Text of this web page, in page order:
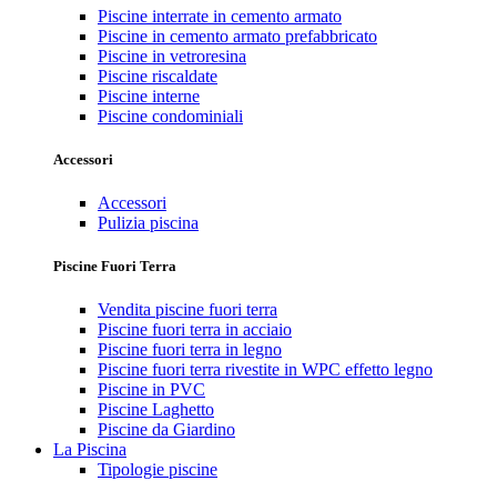
Piscine interrate in cemento armato
Piscine in cemento armato prefabbricato
Piscine in vetroresina
Piscine riscaldate
Piscine interne
Piscine condominiali
Accessori
Accessori
Pulizia piscina
Piscine Fuori Terra
Vendita piscine fuori terra
Piscine fuori terra in acciaio
Piscine fuori terra in legno
Piscine fuori terra rivestite in WPC effetto legno
Piscine in PVC
Piscine Laghetto
Piscine da Giardino
La Piscina
Tipologie piscine